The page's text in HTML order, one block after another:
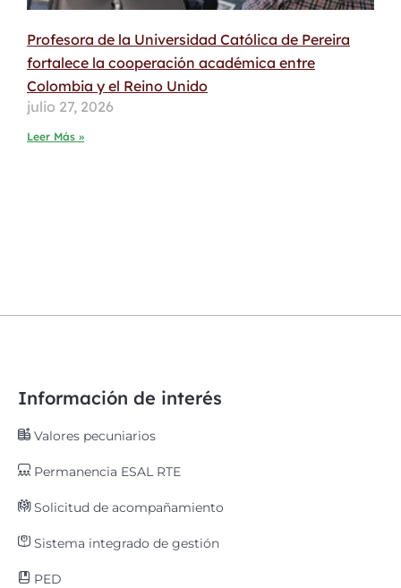
Profesora de la Universidad Católica de Pereira
fortalece la cooperación académica entre
Colombia y el Reino Unido
julio 27, 2026
Leer Más »
Información de interés
Valores pecuniarios
Permanencia ESAL RTE
Solicitud de acompañamiento
Sistema integrado de gestión
PED